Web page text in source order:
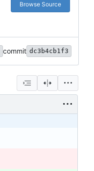
Browse Source
commit dc3b4cb1f3